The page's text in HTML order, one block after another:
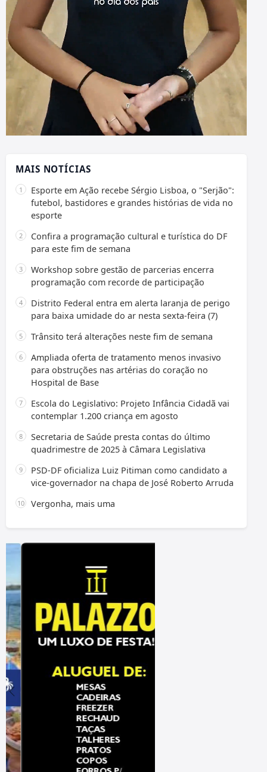
MAIS NOTÍCIAS
Esporte em Ação recebe Sérgio Lisboa, o "Serjão":
futebol, bastidores e grandes histórias de vida no
esporte
Confira a programação cultural e turística do DF
para este fim de semana
Workshop sobre gestão de parcerias encerra
programação com recorde de participação
Distrito Federal entra em alerta laranja de perigo
para baixa umidade do ar nesta sexta-feira (7)
Trânsito terá alterações neste fim de semana
Ampliada oferta de tratamento menos invasivo
para obstruções nas artérias do coração no
Hospital de Base
Escola do Legislativo: Projeto Infância Cidadã vai
contemplar 1.200 criança em agosto
Secretaria de Saúde presta contas do último
quadrimestre de 2025 à Câmara Legislativa
PSD-DF oficializa Luiz Pitiman como candidato a
vice-governador na chapa de José Roberto Arruda
Vergonha, mais uma